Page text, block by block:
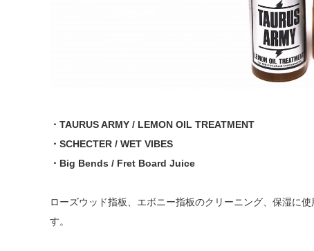
・TAURUS ARMY / LEMON OIL TREATMENT
・SCHECTER / WET VIBES
・Big Bends / Fret Board Juice
ローズウッド指板、エボニー指板のクリーニング、保湿に
す。